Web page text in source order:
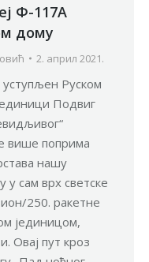
Ф-117А
дому
2. април 2021.
Руском
Подвиг
више поприма
нашу
сам врх светске
250. ракетне
јединицом,
Овај пут кроз